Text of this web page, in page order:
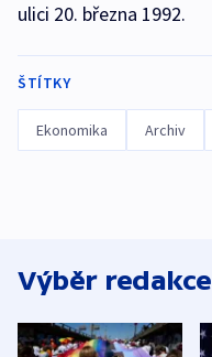
ulici 20. března 1992.
ŠTÍTKY
Ekonomika Archiv
Výběr redakce